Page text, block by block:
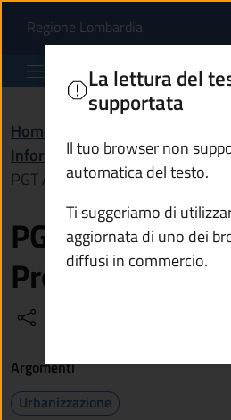
PGT
Regione Lombardia(apre in
Comune di Temù
Home
Informazioni istituzionali /
PGT Adottato - DPC - Progetto di
PGT Adottato -
Progetto di piano
La lettura del
supportata
Il tuo browser non
automatica del testo.
Ti suggeriamo di
aggiornata di uno dei
diffusi in commercio.
Argomenti
Urbanizzazione